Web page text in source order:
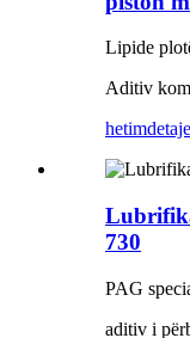
Lipide
Aditiv
hetimdetaje
730
PAG
aditiv i